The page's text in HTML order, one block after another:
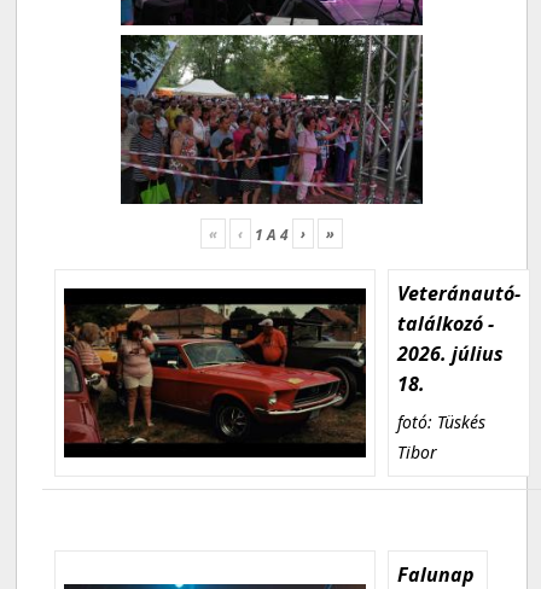
« ‹ 1A 4 › »
Veteránautó-
találkozó -
2026. július
18.
fotó: Tüskés
Tibor
Falunap